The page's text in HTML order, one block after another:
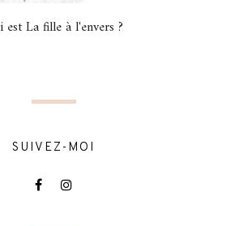
est La fille à l'envers ?
SUIVEZ-MOI